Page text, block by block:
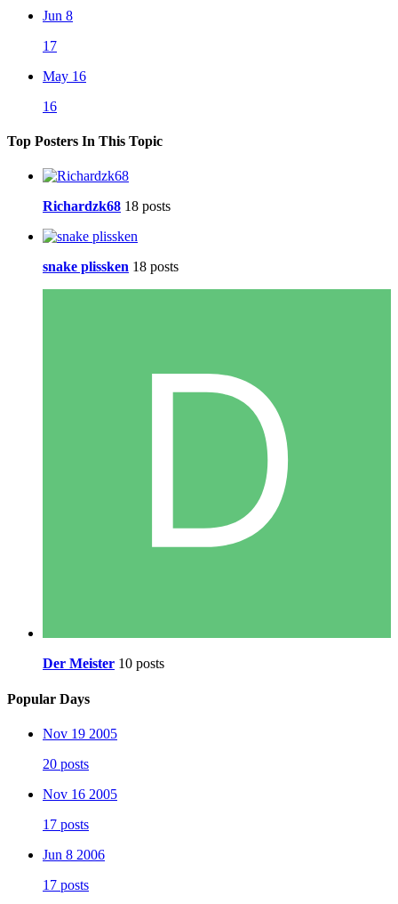
Jun 8
17
May 16
16
Top Posters In This Topic
Richardzk68 18 posts
snake plissken 18 posts
Der Meister 10 posts
Popular Days
Nov 19 2005
20 posts
Nov 16 2005
17 posts
Jun 8 2006
17 posts